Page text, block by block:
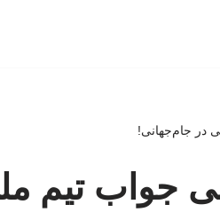
در جام‌جهانی!
جواب تیم